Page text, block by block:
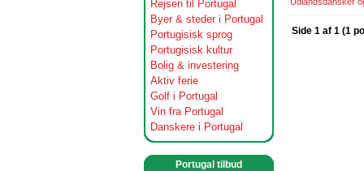
Rejsen til Portugal
Byer & steder i Portugal
Portugisisk sprog
Portugisisk kultur
Bolig & investering
Aktiv ferie
Golf i Portugal
Vin fra Portugal
Danskere i Portugal
Portugal tilbud
Side 1 af 1 (1